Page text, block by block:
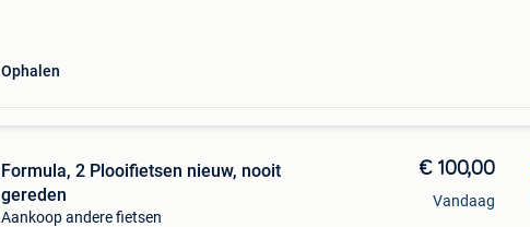
Ophalen
Formula, 2 Plooifietsen nieuw, nooit
gereden
Aankoop andere fietsen
€ 100,00
Vandaag